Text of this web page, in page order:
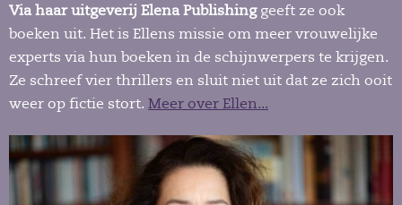
Via haar uitgeverij Elena Publishinggeeft ze ook
boeken uit. Het is Ellens missie om meer vrouwelijke
experts via hun boeken in de schijnwerpers te krijgen.
Ze schreef vier thrillers en sluit niet uit dat ze zich ooit
weer op fictie stort. Meer over Ellen...